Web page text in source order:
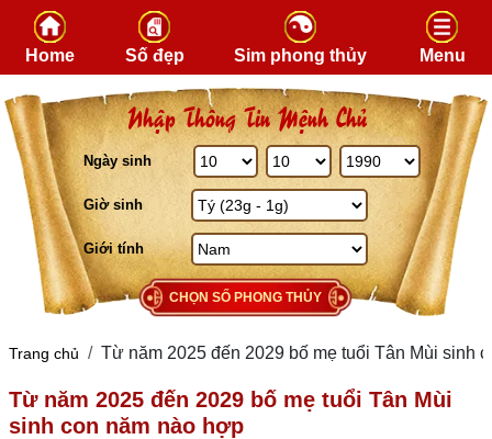
Skip to content
Home Số đẹp Sim phong thủy Menu
Nhập Thông Tin Mệnh Chủ
Ngày sinh
Giờ sinh
Giới tính
CHỌN SỐ PHONG THỦY
Trang chủ Từ năm 2025 đến 2029 bố mẹ tuổi Tân Mùi sinh
Từ năm 2025 đến 2029 bố mẹ tuổi Tân Mùi
sinh con năm nào hợp